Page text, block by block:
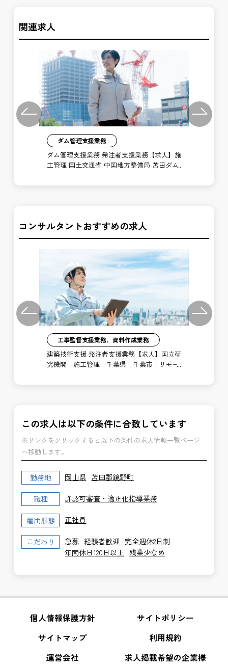
関連求人
Previous
ダム管理支援業務
ダム管理支援業務 発注者支援業務【求人】施
工管理 国土交通省 中国地方整備局 苫田ダム
Next
コンサルタントおすすめの求人
Previous
工事監督支援業務、資料作成業務
建築技術支援 発注者支援業務【求人】国立研
究機関 施工管理 千葉県 千葉市｜リモー
Next
この求人は以下の条件に合致しています
※リンクをクリックすると以下の条件の求人情報一覧ページ
へ移動します。
勤務地 岡山県 苫田郡鏡野町
職種 許認可審査・適正化指導業務
雇用形態 正社員
こだわり 急募 経験者歓迎 完全週休2日制
年間休日120日以上 残業少なめ
個人情報保護方針
サイトポリシー
サイトマップ
利用規約
運営会社
求人掲載希望の企業様